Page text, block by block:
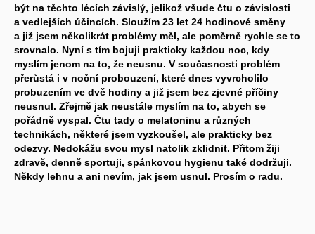
být na těchto lécích závislý, jelikož všude čtu o závislosti
a vedlejších účincích. Sloužím 23 let 24 hodinové směny
a již jsem několikrát problémy měl, ale poměrně rychle se to
srovnalo. Nyní s tím bojuji prakticky každou noc, kdy
myslím jenom na to, že neusnu. V současnosti problém
přerůstá i v noční probouzení, které dnes vyvrcholilo
probuzením ve dvě hodiny a již jsem bez zjevné příčiny
neusnul. Zřejmě jak neustále myslím na to, abych se
pořádně vyspal. Čtu tady o melatoninu a různých
technikách, některé jsem vyzkoušel, ale prakticky bez
odezvy. Nedokážu svou mysl natolik zklidnit. Přitom žiji
zdravě, denně sportuji, spánkovou hygienu také dodržuji.
Někdy lehnu a ani nevím, jak jsem usnul. Prosím o radu.